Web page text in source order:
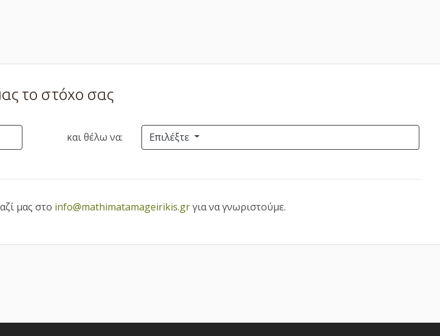
το στόχο σας
και θέλω να: Επιλέξτε
μας στο info@mathimatamageirikis.grγια να γνωριστούμε.